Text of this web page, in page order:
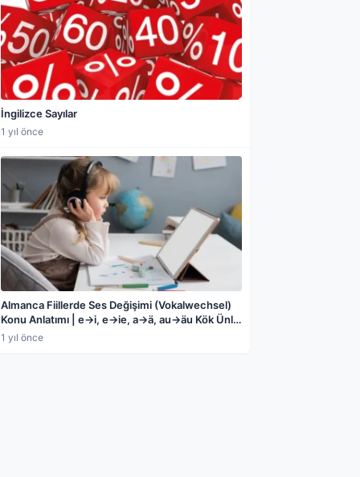
İngilizce Sayılar
1 yıl önce
Almanca Fiillerde Ses Değişimi (Vokalwechsel)
Konu Anlatımı | e→i, e→ie, a→ä, au→äu Kök Ünlü
Değişimleri, Düzensiz Fiil Çekimleri ve Örnek
1 yıl önce